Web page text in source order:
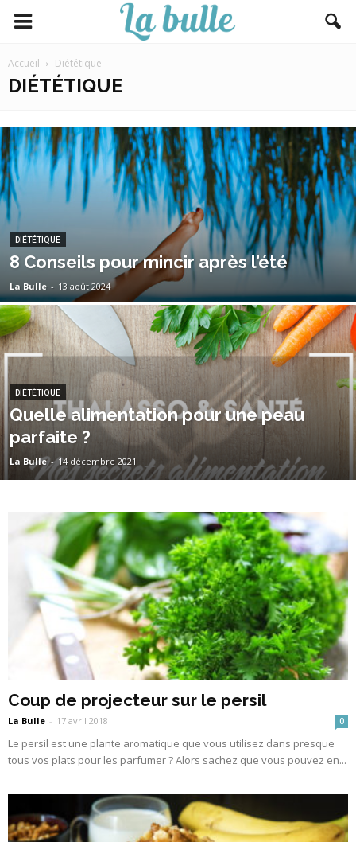
Accueil Diététique
DIÉTÉTIQUE
DIÉTÉTIQUE
8 Conseils pour mincir après l’été
La Bulle - 13 août 2024
DIÉTÉTIQUE
Quelle alimentation pour une peau
parfaite ?
La Bulle - 14 décembre 2021
Coup de projecteur sur le persil
La Bulle - 17 avril 2018 0
Le persil est une plante aromatique que vous utilisez dans presque
tous vos plats pour les parfumer ? Alors sachez que vous pouvez en...